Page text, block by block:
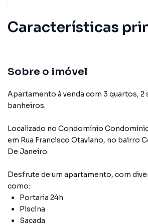
Características
Portaria 24h
Tábua / Madeira
Sobre o imóvel
Apartamento à venda com 3 quartos, 2
banheiros.
Localizado no Condomínio
em Rua Francisco Otaviano, no bairro
De Janeiro.
Desfrute de um apartamento, com
como:
Portaria 24h
Piscina
Sacada